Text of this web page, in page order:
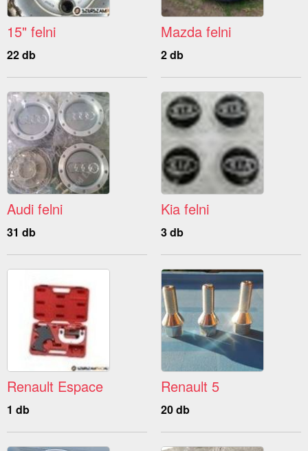
15" felni
22 db
Mazda felni
2 db
Audi felni
31 db
Kia felni
3 db
Renault Espace
1 db
Renault 5
20 db